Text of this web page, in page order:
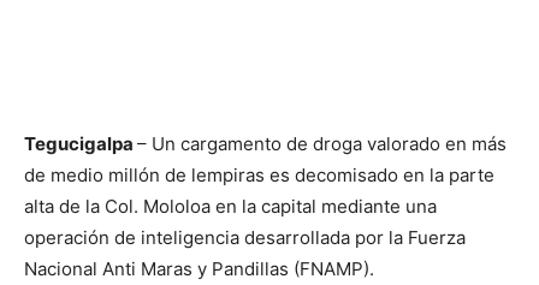
Tegucigalpa – Un cargamento de droga valorado en más
de medio millón de lempiras es decomisado en la parte
alta de la Col. Mololoa en la capital mediante una
operación de inteligencia desarrollada por la Fuerza
Nacional Anti Maras y Pandillas (FNAMP).